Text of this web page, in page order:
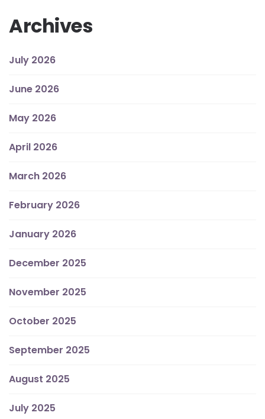
Archives
July 2026
June 2026
May 2026
April 2026
March 2026
February 2026
January 2026
December 2025
November 2025
October 2025
September 2025
August 2025
July 2025